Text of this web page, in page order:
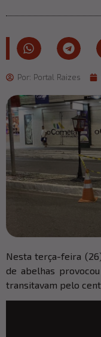
Por: Portal Raizes
Nesta terça-feira
de abelhas
transitavam pelo